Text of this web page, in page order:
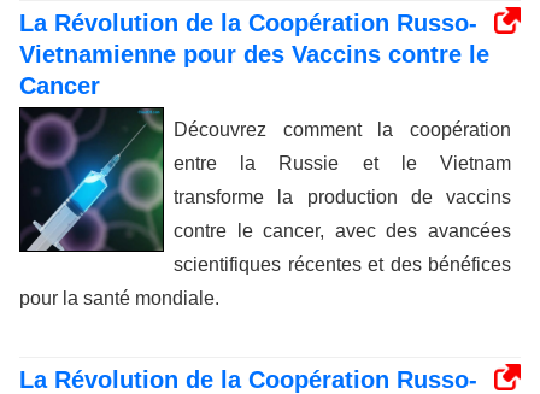
La Révolution de la Coopération Russo-
Vietnamienne pour des Vaccins contre le
Cancer
Découvrez comment la coopération
entre la Russie et le Vietnam
transforme la production de vaccins
contre le cancer, avec des avancées
scientifiques récentes et des bénéfices
pour la santé mondiale.
La Révolution de la Coopération Russo-